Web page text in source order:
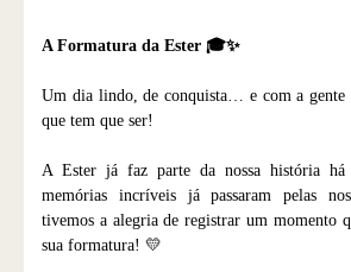
A Formatura da Ester 🎓✨
Um dia lindo, de conquista… e com a
que tem que ser!
A Ester já faz parte da nossa história há
memórias incríveis já passaram pelas
tivemos a alegria de registrar um momento
sua formatura! 💛